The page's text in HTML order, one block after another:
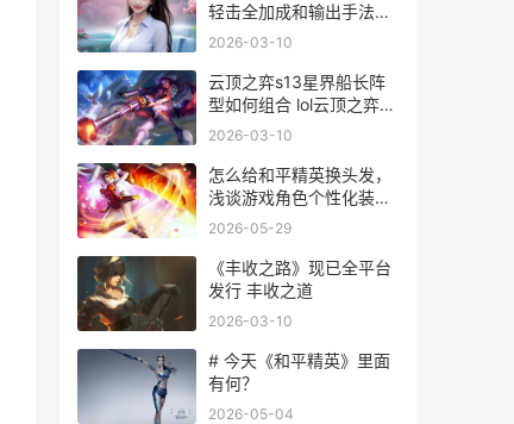
轻击全加成和输出手法教
育 燕云十六声官网
2026-03-10
云顶之弈s13星界船长阵
型如何组合 lol云顶之弈星
界棋盘
2026-03-10
怎么给和平精英换头发，
浅谈游戏角色个性化装扮
的核心与乐趣
2026-05-29
《丰收之路》现已全平台
发行 丰收之道
2026-03-10
# 今天《和平精英》里面
有何？
2026-05-04